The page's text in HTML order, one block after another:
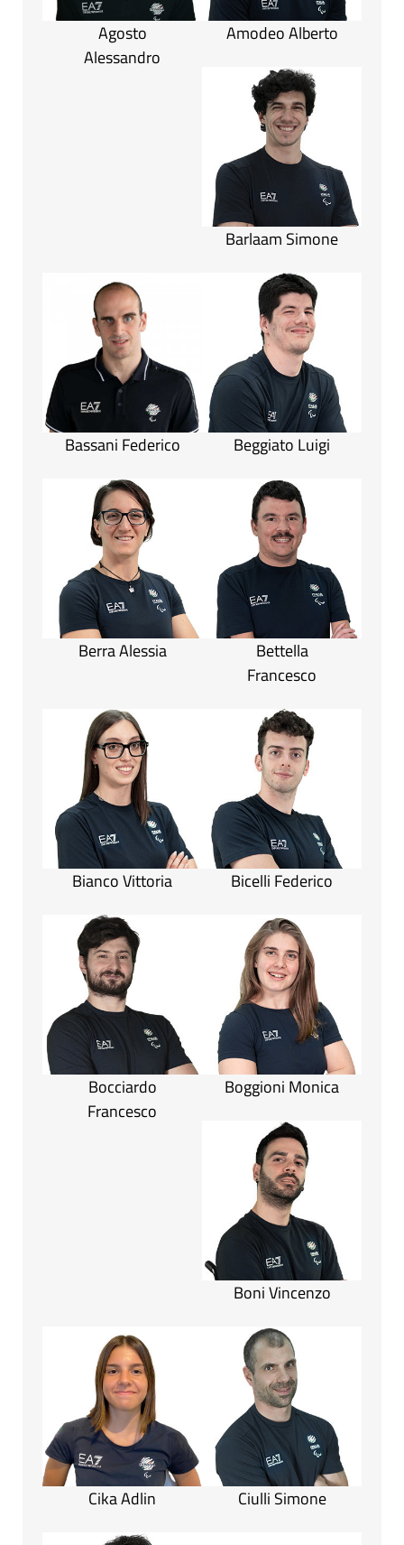
Agosto
Alessandro
Amodeo Alberto
Barlaam Simone
Bassani Federico Beggiato Luigi
Berra Alessia
Bettella
Francesco
Bianco Vittoria Bicelli Federico
Bocciardo
Francesco
Boggioni Monica
Boni Vincenzo
Cika Adlin Ciulli Simone